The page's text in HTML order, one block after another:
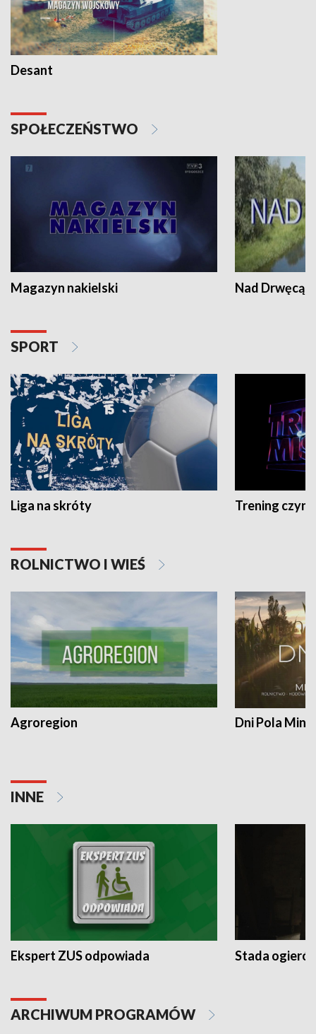
Desant
SPOŁECZEŃSTWO
Magazyn nakielski Nad Drwęcą
SPORT
Liga na skróty Trening czyni
ROLNICTWO I WIEŚ
Agroregion Dni Pola
INNE
Ekspert ZUS odpowiada Stada
ARCHIWUM PROGRAMÓW